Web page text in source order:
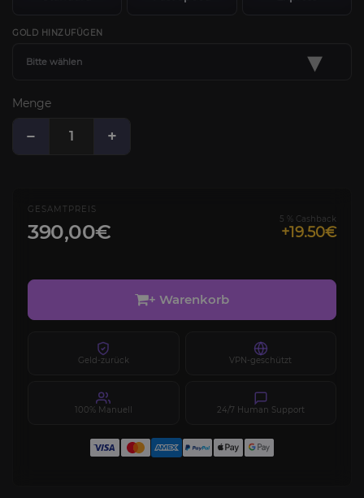
GOLD HINZUFÜGEN
Bitte wählen ▾
Menge
− +
GESAMTPREIS
390,00€
5 % Cashback
+19.50€
+ Warenkorb
Geld-zurück VPN-geschützt
100% Manuell 24/7 Human Support